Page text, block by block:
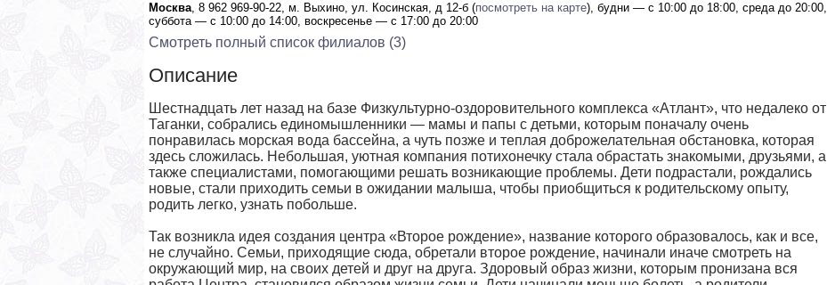
Москва, 8 962 969-90-22, м. Выхино, ул. Косинская, д 12-б (посмотреть на карте), будни — с 10:00 до 18:00, среда до 20:00,
суббота — с 10:00 до 14:00, воскресенье — с 17:00 до 20:00
Смотреть полный список филиалов (3)
Описание
Шестнадцать лет назад на базе Физкультурно-оздоровительного комплекса «Атлант», что недалеко от
Таганки, собрались единомышленники — мамы и папы с детьми, которым поначалу очень
понравилась морская вода бассейна, а чуть позже и теплая доброжелательная обстановка, которая
здесь сложилась. Небольшая, уютная компания потихонечку стала обрастать знакомыми, друзьями, а
также специалистами, помогающими решать возникающие проблемы. Дети подрастали, рождались
новые, стали приходить семьи в ожидании малыша, чтобы приобщиться к родительскому опыту,
родить легко, узнать побольше.
Так возникла идея создания центра «Второе рождение», название которого образовалось, как и все,
не случайно. Семьи, приходящие сюда, обретали второе рождение, начинали иначе смотреть на
окружающий мир, на своих детей и друг на друга. Здоровый образ жизни, которым пронизана вся